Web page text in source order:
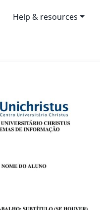
Help & resources